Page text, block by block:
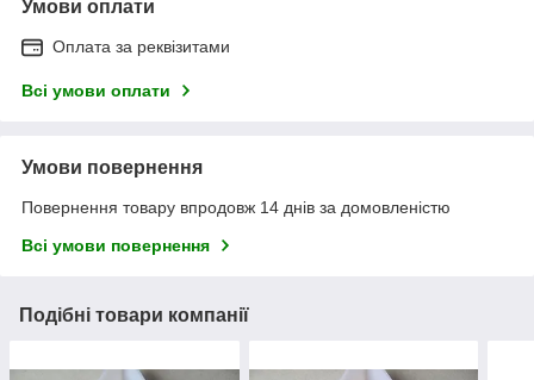
Умови оплати
Оплата за реквізитами
Всі умови оплати
Умови повернення
Повернення товару впродовж 14 днів за домовленістю
Всі умови повернення
Подібні товари компанії